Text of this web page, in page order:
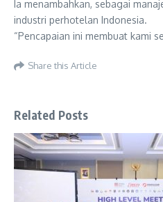
Ia menambahkan, sebagai
industri perhotelan Indonesia.
“Pencapaian ini membuat kami
Share this Article
Related Posts